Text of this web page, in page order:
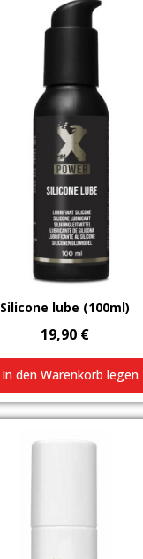
Aperçu rapide
Nicht
Silicone lube (100ml)
19,90 €
In den Warenkorb legen